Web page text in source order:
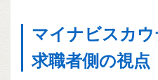
マイナビスカウ
求職者側の視点